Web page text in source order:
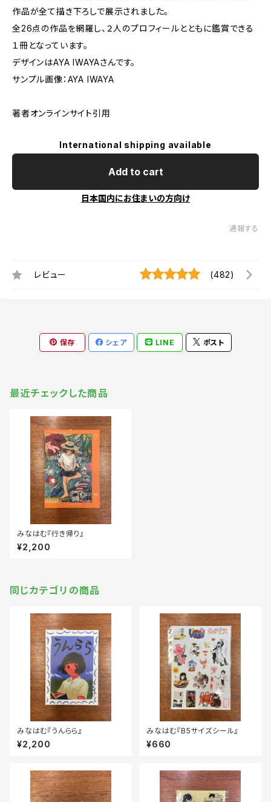
作品が全て描き下ろしで展示されました。
全26点の作品を網羅し、２人のプロフィールとともに鑑賞できる
１冊となっています。
デザインはAYA IWAYAさんです。
サンプル画像：AYA IWAYA
著者オンラインサイト引用
International shipping available
Add to cart
日本国内にお住まいの方向け
通報する
レビュー (482)
保存 シェア LINE ポスト
最近チェックした商品
みなはむ『行き帰り』
¥2,200
同じカテゴリの商品
みなはむ『うんらら』
¥2,200
みなはむ『B5サイズシール』
¥660